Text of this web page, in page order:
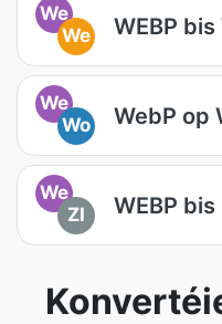
We
We
WEBP bis
We
Wo
WebP op
We
ZI
WEBP bis